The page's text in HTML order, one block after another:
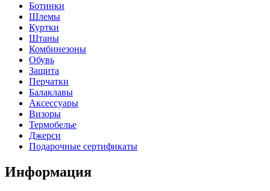
Ботинки
Шлемы
Куртки
Штаны
Комбинезоны
Обувь
Защита
Перчатки
Балаклавы
Аксессуары
Визоры
Термобелье
Джерси
Подарочные сертификаты
Информация